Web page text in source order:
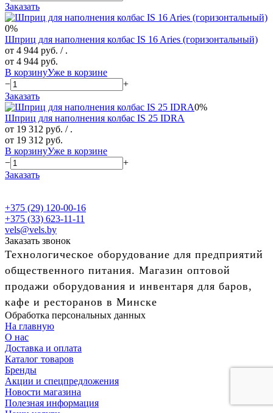
Заказать
0%
Шприц для наполнения колбас IS 16 Aries (горизонтальный)
от 4 944 руб. / .
от 4 944 руб.
В корзинуУже в корзине
−
+
Заказать
0%
Шприц для наполнения колбас IS 25 IDRA
от 19 312 руб. / .
от 19 312 руб.
В корзинуУже в корзине
−
+
Заказать
+375 (29) 120-00-16
+375 (33) 623-11-11
vels@vels.by
Заказать звонок
Технологическое оборудование для предприятий
общественного питания. Магазин оптовой
продажи оборудования и инвентаря для баров,
кафе и ресторанов в Минске
Обработка персональных данных
На главную
О нас
Доставка и оплата
Каталог товаров
Бренды
Акции и спецпредложения
Новости магазина
Полезная информация